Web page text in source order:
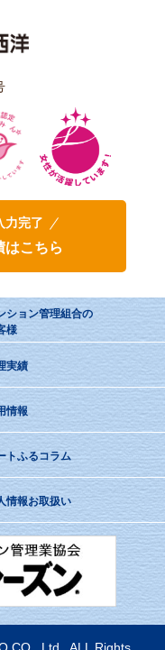
力完了
はこちら
ション管理組合の
様
実績
情報
トふるコラム
情報お取扱い
CO., Ltd., ALL Rights